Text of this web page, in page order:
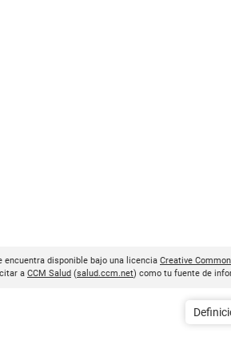
encuentra disponible bajo una licencia Creative
a CCM Salud (salud.ccm.net) como tu fuente de